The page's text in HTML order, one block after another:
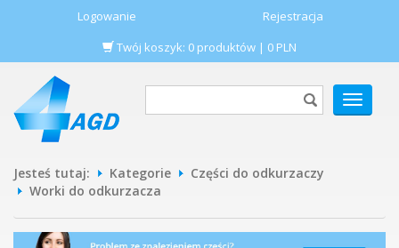
Logowanie
Rejestracja
Twój koszyk: 0 produktów | 0 PLN
POKAŻ
MENU
Jesteś tutaj: Kategorie
Części do odkurzaczy
Worki do odkurzacza